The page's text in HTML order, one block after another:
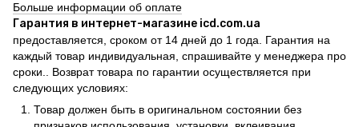
Больше информации об оплате
Гарантия в интернет-магазине icd.com.ua
предоставляется, сроком от 14 дней до 1 года. Гарантия на
каждый товар индивидуальная, спрашивайте у менеджера про
сроки.. Возврат товара по гарантии осуществляется при
следующих условиях:
Товар должен быть в оригинальном состоянии без